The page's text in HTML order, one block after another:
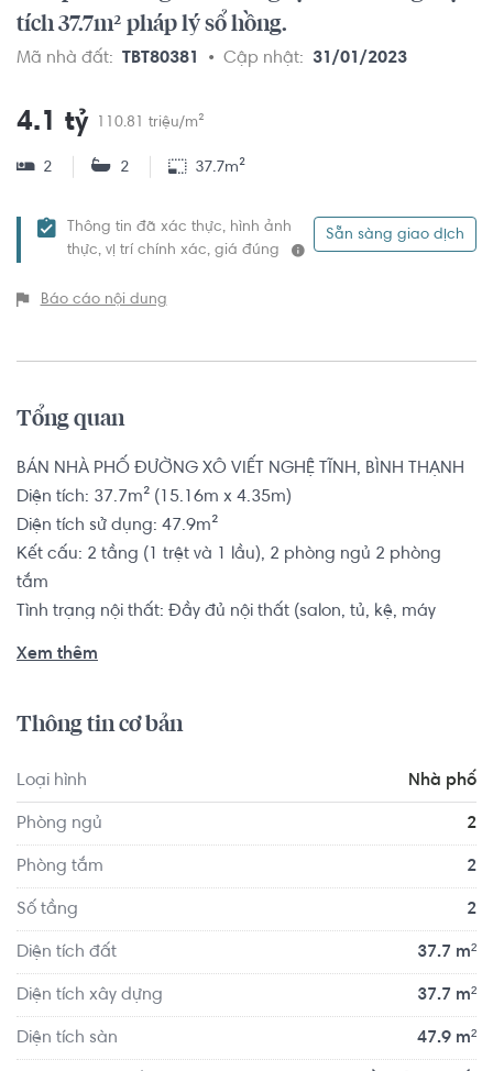
tích 37.7m² pháp lý sổ hồng.
Mã nhà đất: TBT80381 Cập nhật: 31/01/2023
4.1 tỷ 110.81 triệu/m²
2 2 37.7m²
Thông tin đã xác thực, hình ảnh
thực, vị trí chính xác, giá đúng
Sẵn sàng giao dịch
Báo cáo nội dung
Tổng quan
BÁN NHÀ PHỐ ĐƯỜNG XÔ VIẾT NGHỆ TĨNH, BÌNH THẠNH
Diện tích: 37.7m² (15.16m x 4.35m)
Diện tích sử dụng: 47.9m²
Kết cấu: 2 tầng (1 trệt và 1 lầu), 2 phòng ngủ 2 phòng
tắm
Tình trạng nội thất: Đầy đủ nội thất (salon, tủ, kệ, máy
Nhà phố có vị trí cách Trường Mầm non Cỏ Ba Lá - Clover
Úc Châu khoảng 5.6km. Tọa lạc tại vị trí thuận tiện di
chuyển với đầy đủ các tiện ích về y tế, giáo dục và giải trí.
Xem thêm
Thông tin cơ bản
Loại hình Nhà phố
Phòng ngủ 2
Phòng tắm 2
Số tầng 2
Diện tích đất 37.7 m²
Diện tích xây dựng 37.7 m²
Diện tích sàn 47.9 m²